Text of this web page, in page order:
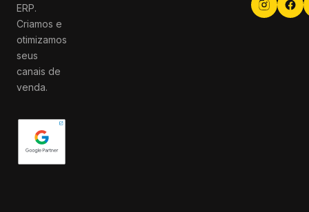
ERP.
Criamos e
otimizamos
seus
canais de
venda.